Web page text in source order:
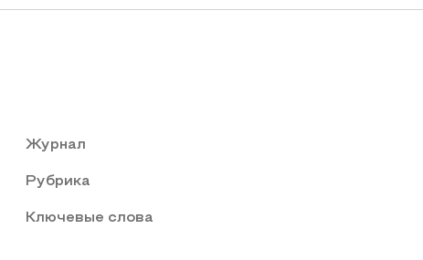
Журнал
Рубрика
Ключевые слова